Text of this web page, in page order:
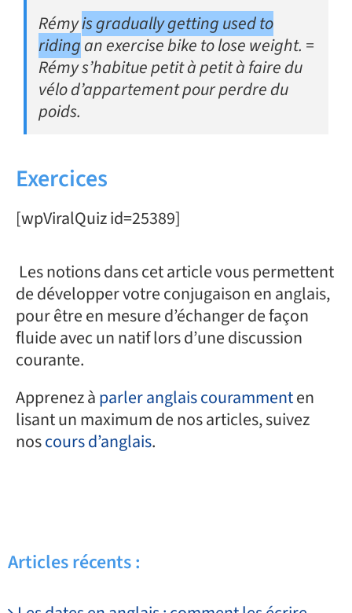
Rémyis gradually getting used to
ridingan exercise bike to lose weight. =
Rémy s’habitue petit à petit à faire du
vélo d’appartement pour perdre du
poids.
Exercices
[wpViralQuiz id=25389]
Les notions dans cet article vous permettent
de développer votre conjugaison en anglais,
pour être en mesure d’échanger de façon
fluide avec un natif lors d’une discussion
courante.
Apprenez àparler anglais courammenten
lisant un maximum de nos articles, suivez
noscours d’anglais.
Articles récents :